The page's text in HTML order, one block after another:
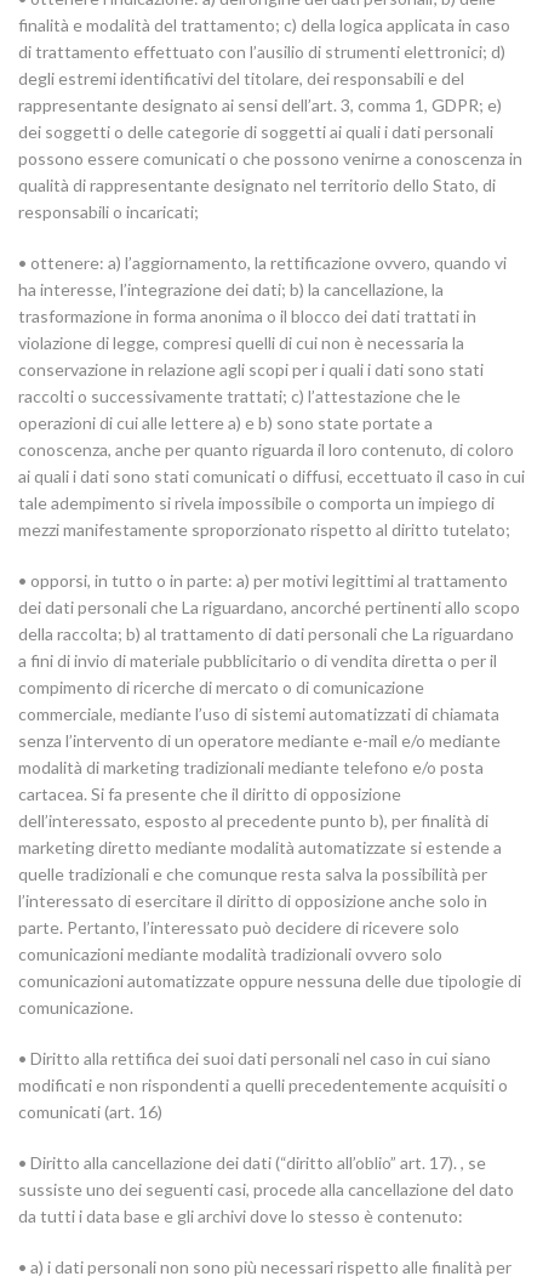
finalità e modalità del trattamento; c) della logica applicata in caso
di trattamento effettuato con l’ausilio di strumenti elettronici; d)
degli estremi identificativi del titolare, dei responsabili e del
rappresentante designato ai sensi dell’art. 3, comma 1, GDPR; e)
dei soggetti o delle categorie di soggetti ai quali i dati personali
possono essere comunicati o che possono venirne a conoscenza in
qualità di rappresentante designato nel territorio dello Stato, di
responsabili o incaricati;
• ottenere: a) l’aggiornamento, la rettificazione ovvero, quando vi
ha interesse, l’integrazione dei dati; b) la cancellazione, la
trasformazione in forma anonima o il blocco dei dati trattati in
violazione di legge, compresi quelli di cui non è necessaria la
conservazione in relazione agli scopi per i quali i dati sono stati
raccolti o successivamente trattati; c) l’attestazione che le
operazioni di cui alle lettere a) e b) sono state portate a
conoscenza, anche per quanto riguarda il loro contenuto, di coloro
ai quali i dati sono stati comunicati o diffusi, eccettuato il caso in cui
tale adempimento si rivela impossibile o comporta un impiego di
mezzi manifestamente sproporzionato rispetto al diritto tutelato;
• opporsi, in tutto o in parte: a) per motivi legittimi al trattamento
dei dati personali che La riguardano, ancorché pertinenti allo scopo
della raccolta; b) al trattamento di dati personali che La riguardano
a fini di invio di materiale pubblicitario o di vendita diretta o per il
compimento di ricerche di mercato o di comunicazione
commerciale, mediante l’uso di sistemi automatizzati di chiamata
senza l’intervento di un operatore mediante e-mail e/o mediante
modalità di marketing tradizionali mediante telefono e/o posta
cartacea. Si fa presente che il diritto di opposizione
dell’interessato, esposto al precedente punto b), per finalità di
marketing diretto mediante modalità automatizzate si estende a
quelle tradizionali e che comunque resta salva la possibilità per
l’interessato di esercitare il diritto di opposizione anche solo in
parte. Pertanto, l’interessato può decidere di ricevere solo
comunicazioni mediante modalità tradizionali ovvero solo
comunicazioni automatizzate oppure nessuna delle due tipologie di
comunicazione.
• Diritto alla rettifica dei suoi dati personali nel caso in cui siano
modificati e non rispondenti a quelli precedentemente acquisiti o
comunicati (art. 16)
• Diritto alla cancellazione dei dati (“diritto all’oblio” art. 17). , se
sussiste uno dei seguenti casi, procede alla cancellazione del dato
da tutti i data base e gli archivi dove lo stesso è contenuto:
• a) i dati personali non sono più necessari rispetto alle finalità per